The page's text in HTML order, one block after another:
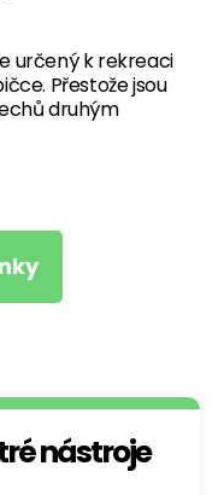
určený k rekreaci
Přestože jsou
druhým
nástroje